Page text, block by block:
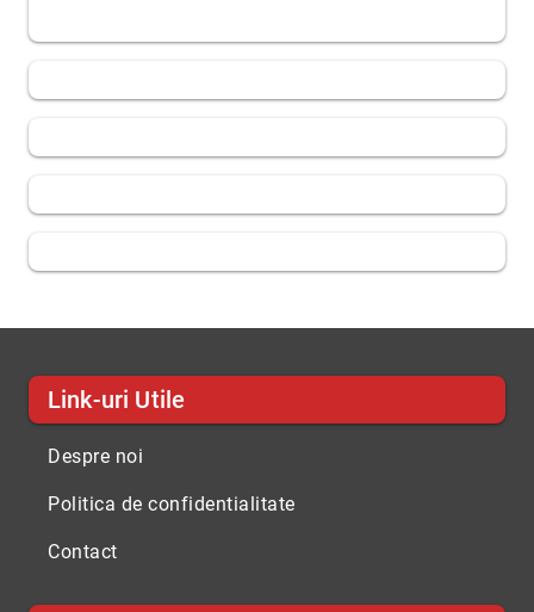
Link-uri Utile
Despre noi
Politica de confidentialitate
Contact